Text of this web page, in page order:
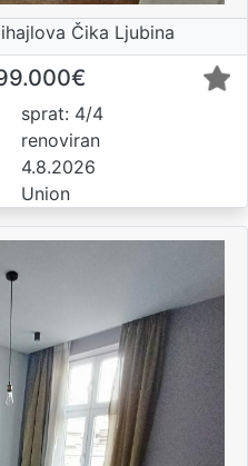
Čika Ljubina
sprat: 4/4
renoviran
4.8.2026
Union